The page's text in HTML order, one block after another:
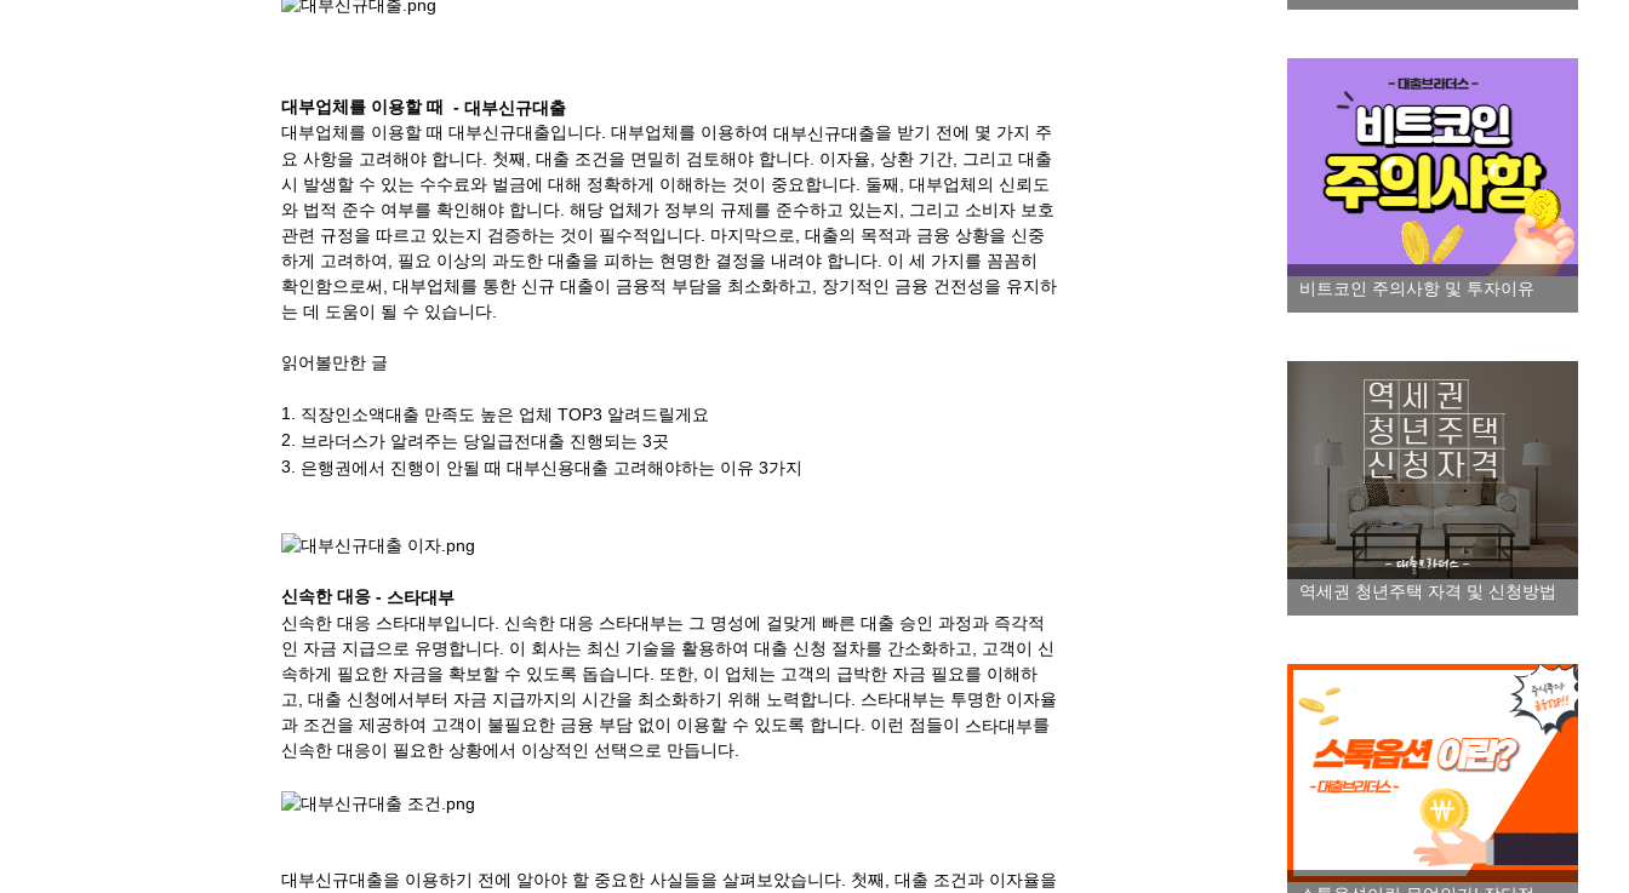
비트코인 주의사항 및 투자이유
역세권 청년주택 자격 및 신청방법
대부업체를 이용할 때 - 대부신규대출
대부업체를 이용할 때 대부신규대출입니다. 대부업체를 이용하여 대부신규대출을 받기 전에 몇 가지 주
요 사항을 고려해야 합니다. 첫째, 대출 조건을 면밀히 검토해야 합니다. 이자율, 상환 기간, 그리고 대출
시 발생할 수 있는 수수료와 벌금에 대해 정확하게 이해하는 것이 중요합니다. 둘째, 대부업체의 신뢰도
와 법적 준수 여부를 확인해야 합니다. 해당 업체가 정부의 규제를 준수하고 있는지, 그리고 소비자 보호
관련 규정을 따르고 있는지 검증하는 것이 필수적입니다. 마지막으로, 대출의 목적과 금융 상황을 신중
하게 고려하여, 필요 이상의 과도한 대출을 피하는 현명한 결정을 내려야 합니다. 이 세 가지를 꼼꼼히
확인함으로써, 대부업체를 통한 신규 대출이 금융적 부담을 최소화하고, 장기적인 금융 건전성을 유지하
는 데 도움이 될 수 있습니다.
읽어볼만한 글
1. 직장인소액대출 만족도 높은 업체 TOP3 알려드릴게요
2.
브라더스가 알려주는 당일급전대출 진행되는 3곳
3. 은행권에서 진행이 안될 때 대부신용대출 고려해야하는 이유 3가지
신속한 대응 - 스타대부
신속한 대응 스타대부입니다. 신속한 대응 스타대부는 그 명성에 걸맞게 빠른 대출 승인 과정과 즉각적
인 자금 지급으로 유명합니다. 이 회사는 최신 기술을 활용하여 대출 신청 절차를 간소화하고, 고객이 신
속하게 필요한 자금을 확보할 수 있도록 돕습니다. 또한, 이 업체는 고객의 급박한 자금 필요를 이해하
고, 대출 신청에서부터 자금 지급까지의 시간을 최소화하기 위해 노력합니다. 스타대부는 투명한 이자율
과 조건을 제공하여 고객이 불필요한 금융 부담 없이 이용할 수 있도록 합니다. 이런 점들이 스타대부를
신속한 대응이 필요한 상황에서 이상적인 선택으로 만듭니다.
대부신규대출을 이용하기 전에 알아야 할 중요한 사실들을 살펴보았습니다. 첫째, 대출 조건과 이자율을